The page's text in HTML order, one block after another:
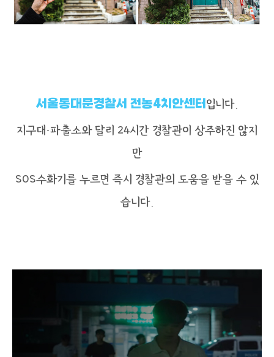
서울동대문경찰서 전농4치안센터 입니다.
지구대·파출소와 달리 24시간 경찰관이 상주하진 않지
만
SOS수화기를 누르면 즉시 경찰관의 도움을 받을 수 있
습니다.